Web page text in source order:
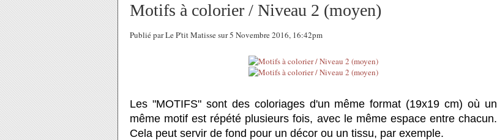
Motifs à colorier / Niveau 2 (moyen)
Publié par Le P'tit Matisse sur 5 Novembre 2016, 16:42pm
Les "MOTIFS" sont des coloriages d'un même format (19x19 cm) où un
même motif est répété plusieurs fois, avec le même espace entre chacun.
Cela peut servir de fond pour un décor ou un tissu, par exemple.